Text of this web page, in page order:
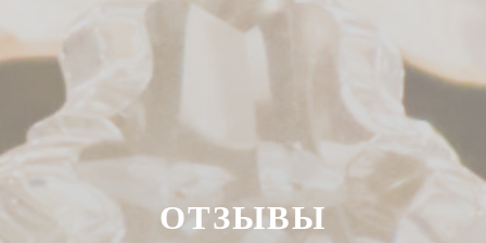
ОТЗЫВЫ